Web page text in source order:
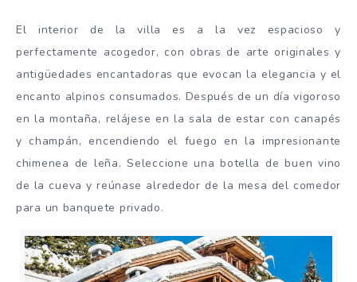
El interior de la villa es a la vez espacioso y
perfectamente acogedor, con obras de arte originales y
antigüedades encantadoras que evocan la elegancia y el
encanto alpinos consumados. Después de un día vigoroso
en la montaña, relájese en la sala de estar con canapés
y champán, encendiendo el fuego en la impresionante
chimenea de leña. Seleccione una botella de buen vino
de la cueva y reúnase alrededor de la mesa del comedor
para un banquete privado.